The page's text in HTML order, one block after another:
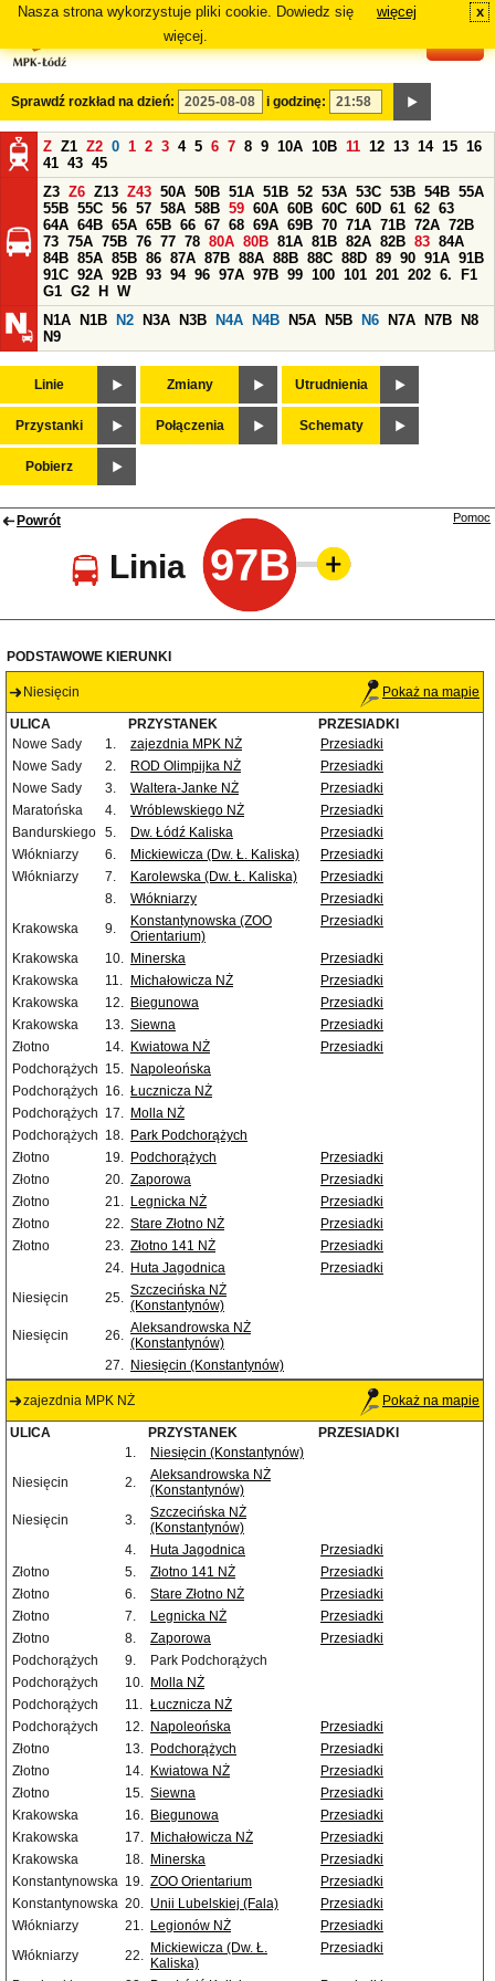
Nasza strona wykorzystuje pliki cookie. Dowiedz się
więcej.
więcej x
Sprawdź rozkład na dzień: i godzinę:
Z Z1 Z2 0 1 2 3 4 5 6 7 8 9 10A 10B 11 12 13 14 15 16
41 43 45
Z3 Z6 Z13 Z43 50A 50B 51A 51B 52 53A 53C 53B 54B 55A
55B 55C 56 57 58A 58B 59 60A 60B 60C 60D 61 62 63
64A 64B 65A 65B 66 67 68 69A 69B 70 71A 71B 72A 72B
73 75A 75B 76 77 78 80A 80B 81A 81B 82A 82B 83 84A
84B 85A 85B 86 87A 87B 88A 88B 88C 88D 89 90 91A 91B
91C 92A 92B 93 94 96 97A 97B 99 100 101 201 202 6.
F1
G1 G2 H
W
N1A
N1B N2 N3A N3B N4A N4B N5A N5B N6 N7A N7B
N8
N9
Linie Zmiany Utrudnienia
Przystanki Połączenia Schematy
Pobierz
Powrót
Linia 97B
Pomoc
PODSTAWOWE KIERUNKI
Niesięcin Pokaż na mapie
ULICA PRZYSTANEK
PRZESIADKI
Nowe Sady
1. zajezdnia MPK NŻ
Przesiadki
Nowe Sady
2. ROD Olimpijka NŻ
Przesiadki
Nowe Sady
3. Waltera-Janke NŻ
Przesiadki
Maratońska
4. Wróblewskiego NŻ
Przesiadki
Bandurskiego 5. Dw. Łódź Kaliska
Przesiadki
Włókniarzy
6. Mickiewicza (Dw. Ł. Kaliska)
Przesiadki
Włókniarzy
7. Karolewska (Dw. Ł. Kaliska)
Przesiadki
8.
Włókniarzy
Przesiadki
Krakowska
9.
Konstantynowska (ZOO
Orientarium)
Przesiadki
Krakowska 10. Minerska
Przesiadki
Krakowska
11. Michałowicza NŻ
Przesiadki
Krakowska
12. Biegunowa
Przesiadki
Krakowska
13. Siewna
Przesiadki
Złotno
14. Kwiatowa NŻ
Przesiadki
Podchorążych 15. Napoleońska
Podchorążych 16. Łucznicza NŻ
Podchorążych 17. Molla NŻ
Podchorążych 18. Park Podchorążych
Złotno
19. Podchorążych
Przesiadki
Złotno
20. Zaporowa
Przesiadki
Złotno
21. Legnicka NŻ
Przesiadki
Złotno
22. Stare Złotno NŻ
Przesiadki
Złotno
23. Złotno 141 NŻ
Przesiadki
24. Huta Jagodnica
Przesiadki
Niesięcin
25. Szczecińska NŻ
(Konstantynów)
Niesięcin
26. Aleksandrowska NŻ
(Konstantynów)
27. Niesięcin (Konstantynów)
zajezdnia MPK NŻ Pokaż na mapie
ULICA PRZYSTANEK
PRZESIADKI
1.
Niesięcin (Konstantynów)
Niesięcin
2.
Aleksandrowska NŻ
(Konstantynów)
Niesięcin
3.
Szczecińska NŻ
(Konstantynów)
4.
Huta Jagodnica
Przesiadki
Złotno
5. Złotno 141 NŻ
Przesiadki
Złotno
6. Stare Złotno NŻ
Przesiadki
Złotno
7. Legnicka NŻ
Przesiadki
Złotno
8. Zaporowa
Przesiadki
Podchorążych
9.
Park Podchorążych
Podchorążych
10. Molla NŻ
Podchorążych
11. Łucznicza NŻ
Podchorążych
12. Napoleońska
Przesiadki
Złotno
13. Podchorążych
Przesiadki
Złotno
14. Kwiatowa NŻ
Przesiadki
Złotno
15. Siewna
Przesiadki
Krakowska
16. Biegunowa
Przesiadki
Krakowska
17. Michałowicza NŻ
Przesiadki
Krakowska
18. Minerska
Przesiadki
Konstantynowska 19. ZOO Orientarium
Przesiadki
Konstantynowska 20. Unii Lubelskiej (Fala)
Przesiadki
Włókniarzy
21. Legionów NŻ
Przesiadki
Włókniarzy
22. Mickiewicza (Dw. Ł.
Kaliska)
Przesiadki